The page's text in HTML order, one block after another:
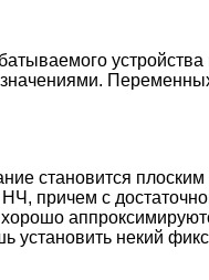
устройства
становится плоским
причем с
хорошо
установить некий